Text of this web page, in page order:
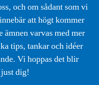
och om sådant som vi
att högt kommer
ämnen varvas med mer
tips, tankar och idéer
Vi hoppas det blir
dig!